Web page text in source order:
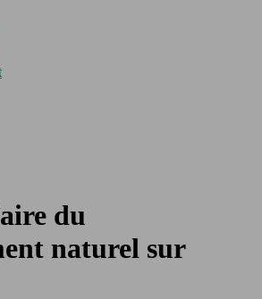
du
naturel sur